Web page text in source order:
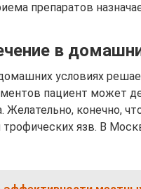
препаратов
в
условиях
пациент может
Желательно, конечно,
язв. В